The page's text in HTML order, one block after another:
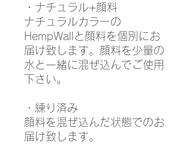
・ナチュラル+顔料
ナチュラルカラーの
HempWallと顔料を個別にお
届け致します。顔料を少量の
水と一緒に混ぜ込んでご使用
下さい。
・練り済み
顔料を混ぜ込んだ状態でのお
届け致します。